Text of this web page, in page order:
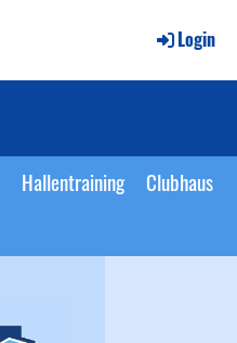
Login
Hallentraining
Clubhaus